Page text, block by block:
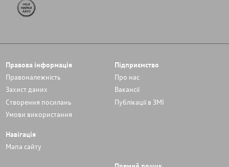
Правова інформація
Правоналежність
Захист даних
Cтворення посилань
Умови використання
Підприємство
Про нас
Вакансії
Публікації в ЗМІ
Навігація
Мапа сайту